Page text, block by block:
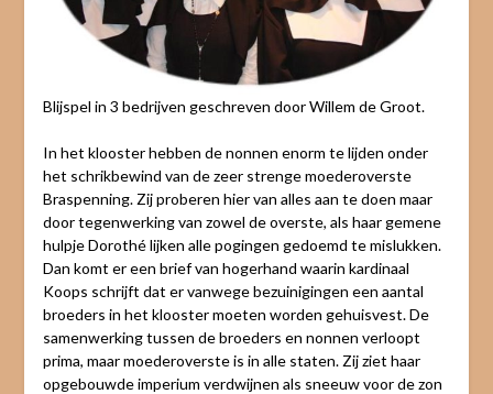
Blijspel in 3 bedrijven geschreven door Willem de Groot.
In het klooster hebben de nonnen enorm te lijden onder
het schrikbewind van de zeer strenge moederoverste
Braspenning. Zij proberen hier van alles aan te doen maar
door tegenwerking van zowel de overste, als haar gemene
hulpje Dorothé lijken alle pogingen gedoemd te mislukken.
Dan komt er een brief van hogerhand waarin kardinaal
Koops schrijft dat er vanwege bezuinigingen een aantal
broeders in het klooster moeten worden gehuisvest. De
samenwerking tussen de broeders en nonnen verloopt
prima, maar moederoverste is in alle staten. Zij ziet haar
opgebouwde imperium verdwijnen als sneeuw voor de zon